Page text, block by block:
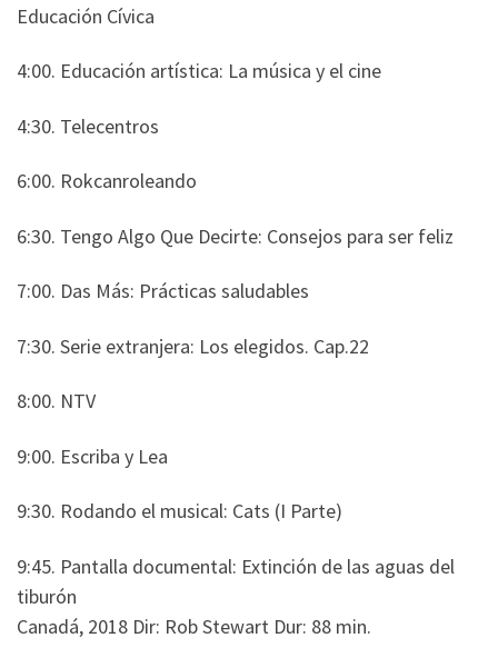
Educación Cívica
4:00. Educación artística: La música y el cine
4:30. Telecentros
6:00. Rokcanroleando
6:30. Tengo Algo Que Decirte: Consejos para ser feliz
7:00. Das Más: Prácticas saludables
7:30. Serie extranjera: Los elegidos. Cap.22
8:00. NTV
9:00. Escriba y Lea
9:30. Rodando el musical: Cats (I Parte)
9:45. Pantalla documental: Extinción de las aguas del
tiburón
Canadá, 2018 Dir: Rob Stewart Dur: 88 min.